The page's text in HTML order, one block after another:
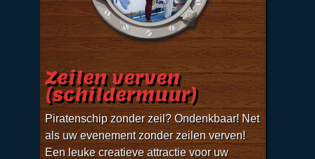
Zeilen verven
(schildermuur)
Piratenschip zonder zeil? Ondenkbaar! Net
als uw evenement zonder zeilen verven!
Een leuke creatieve attractie voor uw